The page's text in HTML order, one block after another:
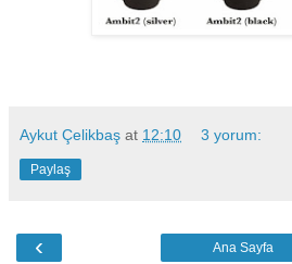
Aykut Çelikbaş at 12:10 3 yorum:
Paylaş
‹ Ana Sayfa